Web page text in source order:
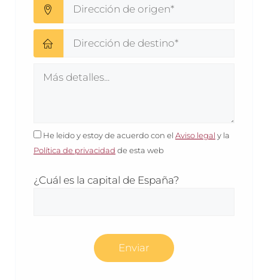
He leido y estoy de acuerdo con el Aviso legal y la
Política de privacidad de esta web
¿Cuál es la capital de España?